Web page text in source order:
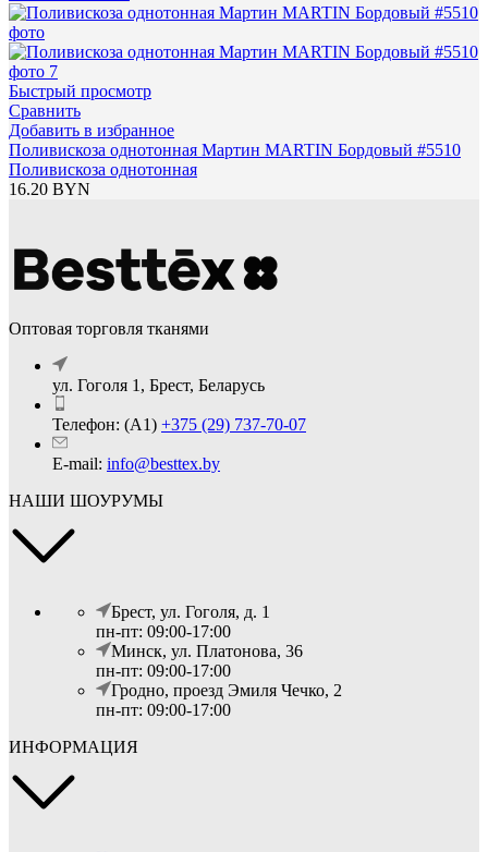
Быстрый просмотр
Сравнить
Добавить в избранное
Поливискоза однотонная Мартин MARTIN Бордовый #5510
Поливискоза однотонная
16.20 BYN
Оптовая торговля тканями
ул. Гоголя 1, Брест, Беларусь
Телефон: (А1) +375 (29) 737-70-07
E-mail: info@besttex.by
НАШИ ШОУРУМЫ
Брест, ул. Гоголя, д. 1
пн-пт: 09:00-17:00
Минск, ул. Платонова, 36
пн-пт: 09:00-17:00
Гродно, проезд Эмиля Чечко, 2
пн-пт: 09:00-17:00
ИНФОРМАЦИЯ